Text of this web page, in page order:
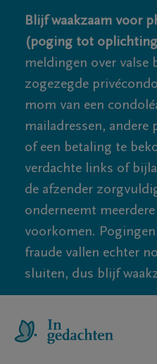
Blijf waakzaam voor
(poging tot
meldingen over valse
zogezegde
mom van een
mailadressen, andere
of een betaling te
verdachte links of
de afzender
onderneemt
voorkomen.
fraude vallen echter
sluiten, dus blijf